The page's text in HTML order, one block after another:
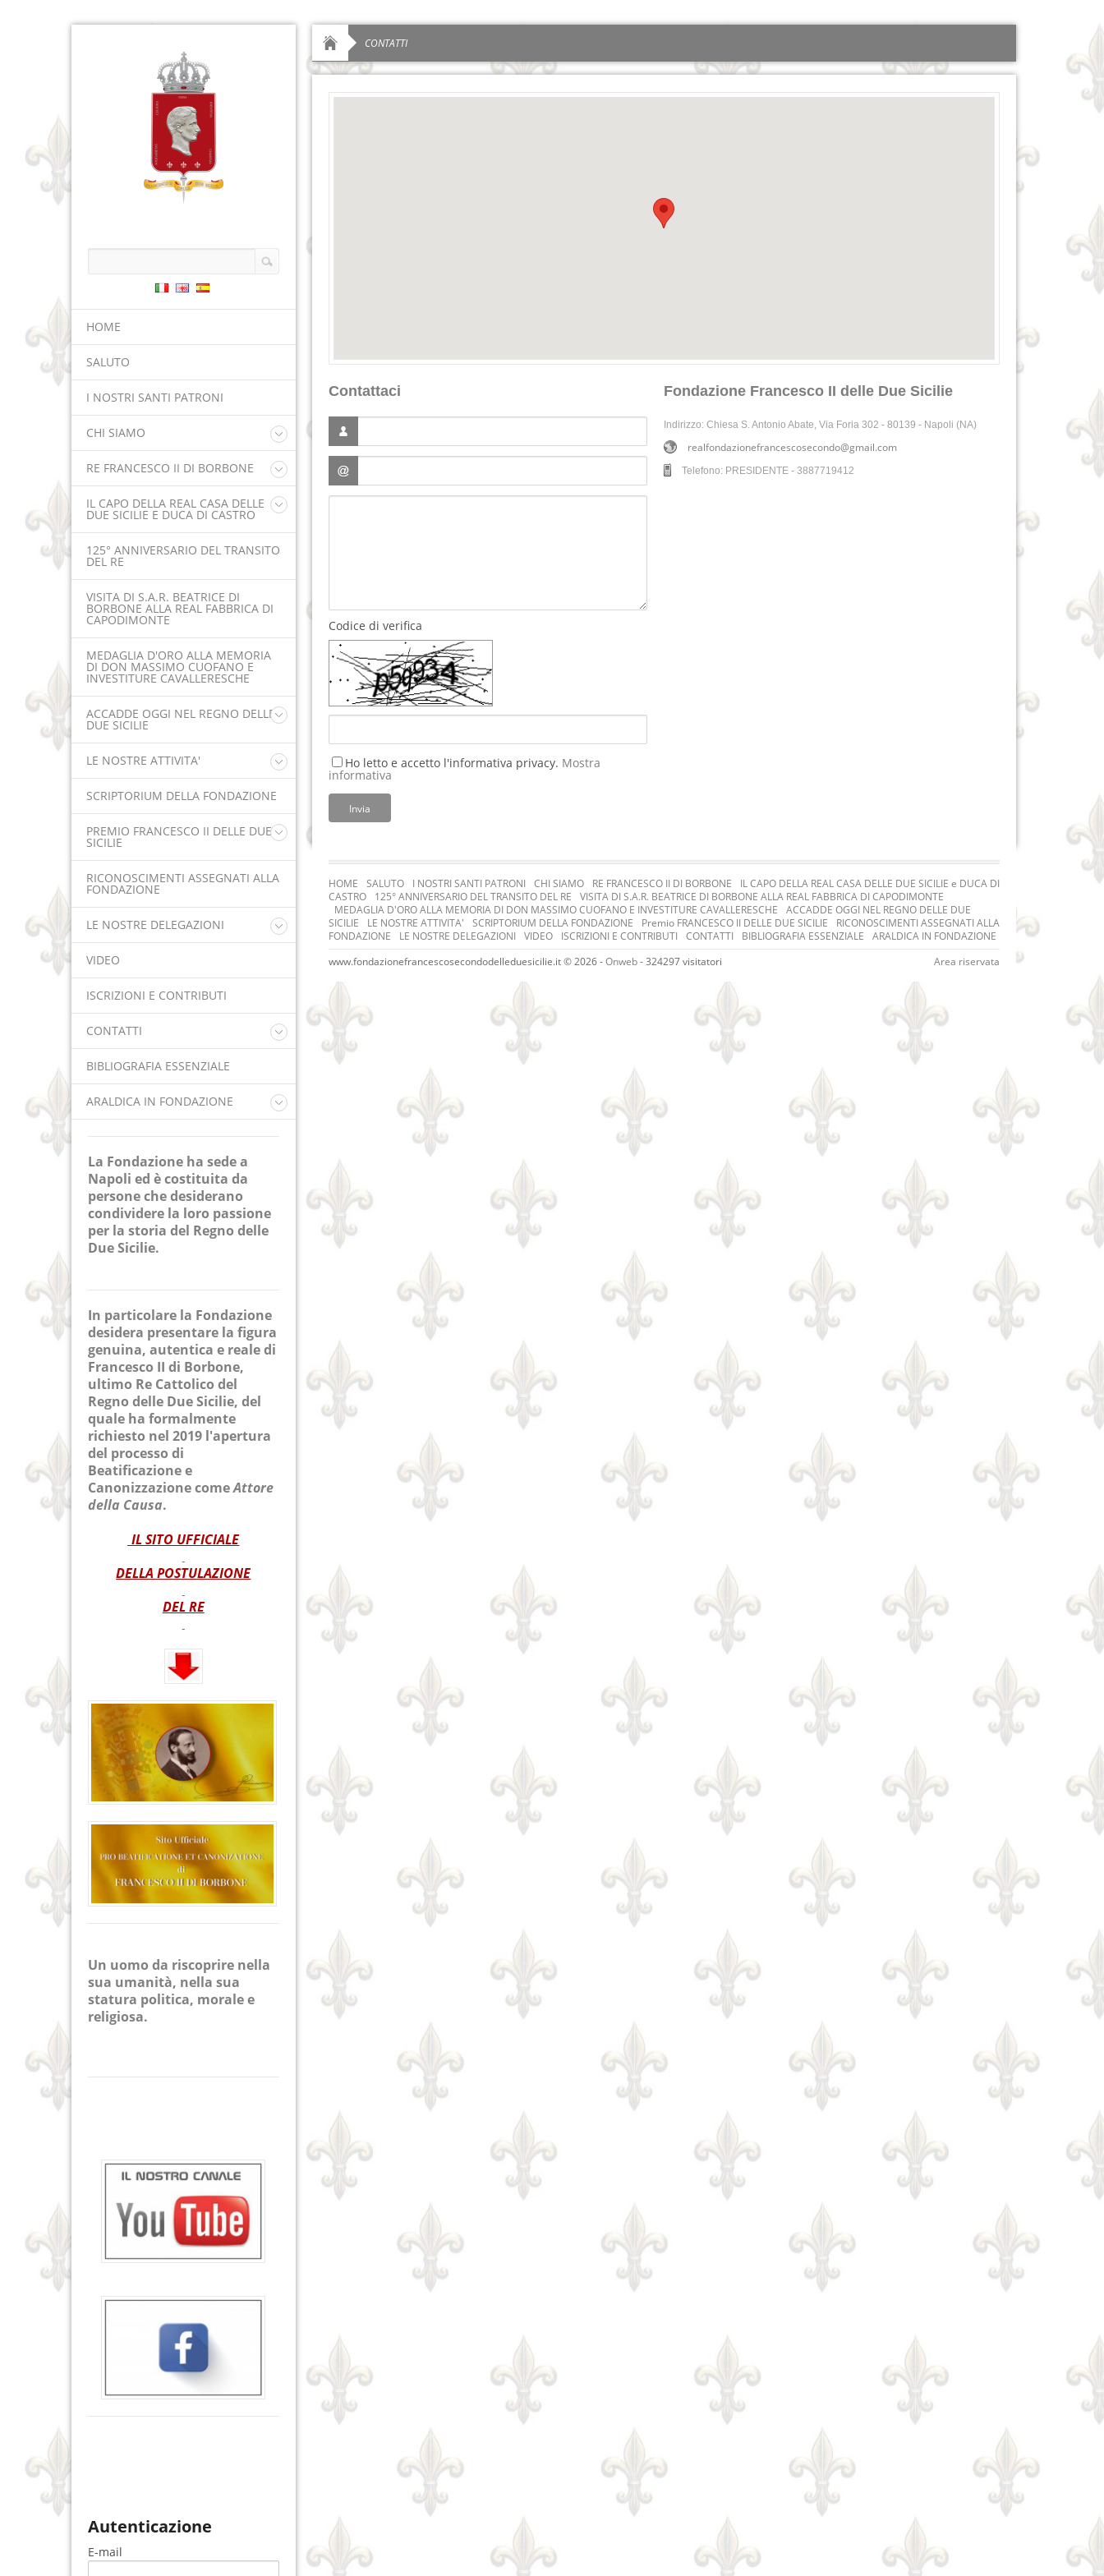
HOME
SALUTO
I NOSTRI SANTI PATRONI
CHI SIAMO
Fondatori Promotori
Don Massimo Cuofano
Consiglio di Amministrazione
Comitato Storico / Scientifico
Statuto
RE FRANCESCO II DI BORBONE
Figura e personalità
IL CAPO DELLA REAL CASA DELLE
DUE SICILIE E DUCA DI CASTRO
Bernardo Gennaro di Borbone delle
Due Sicilie
I grandi Magisteri degli Ordini
Cavallereschi
La falsa pretensione dinastica
Alfonso Maria nel 1960 al nipote Don
Pedro
125° ANNIVERSARIO DEL TRANSITO
DEL RE
VISITA DI S.A.R. BEATRICE DI
BORBONE ALLA REAL FABBRICA DI
CAPODIMONTE
MEDAGLIA D'ORO ALLA MEMORIA
DI DON MASSIMO CUOFANO E
INVESTITURE CAVALLERESCHE
ACCADDE OGGI NEL REGNO DELLE
DUE SICILIE
LE NOSTRE ATTIVITA'
Pellegrinaggio 2018 della Grande
Bandiera delle Due Sicilie
SCRIPTORIUM DELLA FONDAZIONE
PREMIO FRANCESCO II DELLE DUE
SICILIE
Premiati 1ª Edizione 2019
Real Cappella del Tesoro di San
Gennaro: Concerto di Fondazione 2019
RICONOSCIMENTI ASSEGNATI ALLA
FONDAZIONE
LE NOSTRE DELEGAZIONI
VIDEO
ISCRIZIONI E CONTRIBUTI
CONTATTI
BIBLIOGRAFIA ESSENZIALE
ARALDICA IN FONDAZIONE
Stemmi dei Membri Fondatori
Promotori
La Fondazione ha sede a
Napoli ed è costituita da
persone che desiderano
condividere la loro passione
per la storia del Regno delle
Due Sicilie.
In particolare la Fondazione
desidera presentare la figura
genuina, autentica e reale di
Francesco II di Borbone,
ultimo Re Cattolico del
Regno delle Due Sicilie, del
quale ha formalmente
richiesto nel 2019 l'apertura
del processo di
Beatificazione e
Canonizzazione comeAttore
della Causa.
IL SITO UFFICIALE
DELLA POSTULAZIONE
DEL RE
Un uomo da riscoprire nella
sua umanità, nella sua
statura politica, morale e
religiosa.
Autenticazione
E-mail
CONTATTI
Contattaci
Codice di verifica
Ho letto e accetto l'informativa privacy. Mostra
informativa
Invia
Fondazione Francesco II delle Due Sicilie
Indirizzo: Chiesa S. Antonio Abate, Via Foria 302 - 80139 - Napoli (NA)
realfondazionefrancescosecondo@gmail.com
Telefono: PRESIDENTE - 3887719412
HOME SALUTO I NOSTRI SANTI PATRONI CHI SIAMO RE FRANCESCO II DI BORBONE
IL CAPO DELLA REAL CASA DELLE DUE SICILIE e DUCA DI
CASTRO
125° ANNIVERSARIO DEL TRANSITO DEL RE
VISITA DI S.A.R. BEATRICE DI BORBONE ALLA REAL FABBRICA DI CAPODIMONTE
MEDAGLIA D'ORO ALLA MEMORIA DI DON MASSIMO CUOFANO E INVESTITURE CAVALLERESCHE
ACCADDE OGGI NEL REGNO DELLE DUE
SICILIE
LE NOSTRE ATTIVITA' SCRIPTORIUM DELLA FONDAZIONE Premio FRANCESCO II DELLE DUE SICILIE
RICONOSCIMENTI ASSEGNATI ALLA
FONDAZIONE
LE NOSTRE DELEGAZIONI VIDEO ISCRIZIONI E CONTRIBUTI CONTATTI BIBLIOGRAFIA ESSENZIALE
ARALDICA IN FONDAZIONE
www.fondazionefrancescosecondodelleduesicilie.it © 2026 -Onweb- 324297 visitatori Area riservata